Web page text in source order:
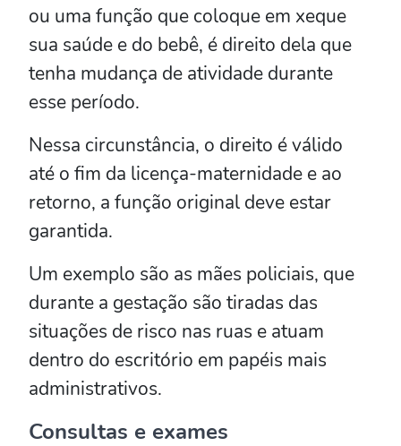
ou uma função que coloque em xeque
sua saúde e do bebê, é direito dela que
tenha mudança de atividade durante
esse período.
Nessa circunstância, o direito é válido
até o fim da licença-maternidade e ao
retorno, a função original deve estar
garantida.
Um exemplo são as mães policiais, que
durante a gestação são tiradas das
situações de risco nas ruas e atuam
dentro do escritório em papéis mais
administrativos.
Consultas e exames